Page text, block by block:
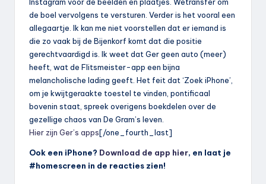
de boel vervolgens te versturen. Verder is het vooral een
allegaartje. Ik kan me niet voorstellen dat er iemand is
die zo vaak bij de Bijenkorf komt dat die positie
gerechtvaardigd is. Ik weet dat Ger geen auto (meer)
heeft, wat de Flitsmeister-app een bijna
melancholische lading geeft. Het feit dat ‘Zoek iPhone’,
om je kwijtgeraakte toestel te vinden, pontificaal
bovenin staat, spreek overigens boekdelen over de
gezellige chaos van De Gram’s leven.
Hier zijn Ger’s apps[/one_fourth_last]
Ook een iPhone? Download de app hier, en laat je
#homescreen in de reacties zien!